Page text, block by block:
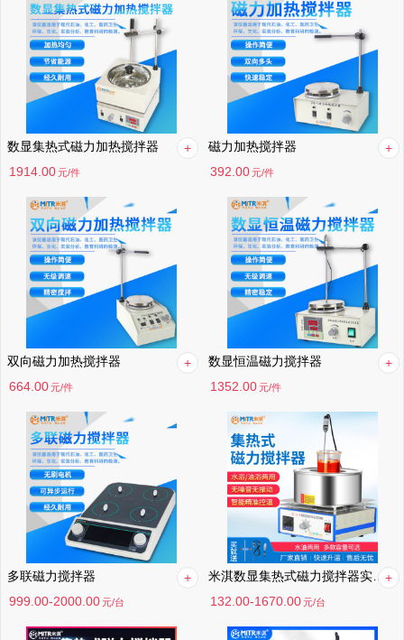
数显集热式磁力加热搅拌器
1914.00 元/件
磁力加热搅拌器
392.00 元/件
双向磁力加热搅拌器
664.00 元/件
数显恒温磁力搅拌器
1352.00 元/件
多联磁力搅拌器
999.00-2000.00 元/台
米淇数显集热式磁力搅拌器实验室水浴锅恒温加热油浴锅导热油两用
132.00-1670.00 元/台